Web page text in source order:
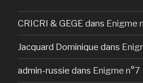
CRICRI & GEGE dans Enigme
Jacquard Dominique dans
admin-russie dans Enigme n°7